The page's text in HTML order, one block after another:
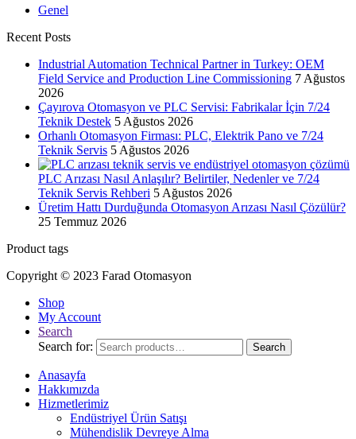
Genel
Recent Posts
Industrial Automation Technical Partner in Turkey: OEM
Field Service and Production Line Commissioning 7 Ağustos
2026
Çayırova Otomasyon ve PLC Servisi: Fabrikalar İçin 7/24
Teknik Destek 5 Ağustos 2026
Orhanlı Otomasyon Firması: PLC, Elektrik Pano ve 7/24
Teknik Servis 5 Ağustos 2026
PLC Arızası Nasıl Anlaşılır? Belirtiler, Nedenler ve 7/24
Teknik Servis Rehberi 5 Ağustos 2026
Üretim Hattı Durduğunda Otomasyon Arızası Nasıl Çözülür?
25 Temmuz 2026
Product tags
Copyright © 2023 Farad Otomasyon
Shop
My Account
Search
Search for:
Search
Anasayfa
Hakkımızda
Hizmetlerimiz
Endüstriyel Ürün Satışı
Mühendislik Devreye Alma